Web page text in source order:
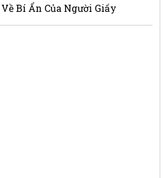
Bí Ẩn Của Người Giấy